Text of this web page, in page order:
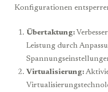
Konfigurationen
Übertaktung:
Leistung durch
Virtualisierung: